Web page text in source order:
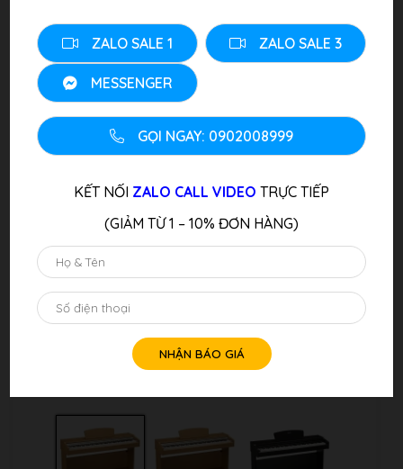
ZALO SALE 1 ZALO SALE 3
MESSENGER
GỌI NGAY: 0902008999
KẾT NỐI ZALO CALL VIDEO TRỰC TIẾP
(GIẢM TỪ 1 – 10% ĐƠN HÀNG)